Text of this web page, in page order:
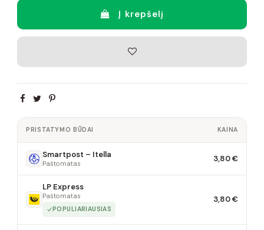
Į krepšelį
PRISTATYMO BŪDAI KAINA
Smartpost – Itella
Paštomatas 3,80 €
LP Express
Paštomatas
POPULIARIAUSIAS
3,80 €